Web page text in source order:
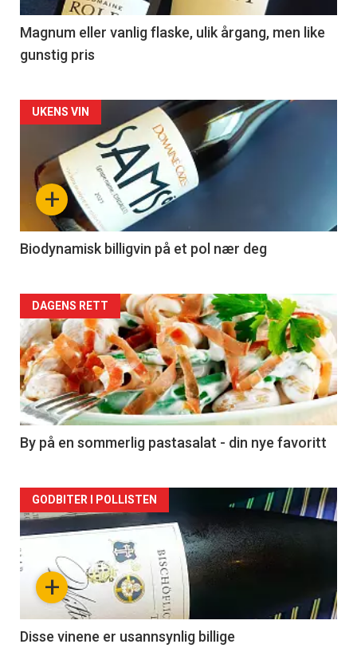
3
Magnum eller vanlig flaske, ulik årgang, men like
gunstig pris
Forsiden
akkurat
nå
4
+
UKENS VIN
Biodynamisk billigvin på et pol nær deg
Forsiden
akkurat
nå
-
5
DAGENS RETT
By på en sommerlig pastasalat - din nye favoritt
Forsiden
akkurat
nå
6
+
GODBITER I POLLISTEN
Disse vinene er usannsynlig billige